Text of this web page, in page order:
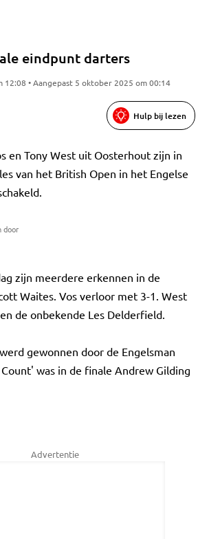
eindpunt darters
12:08 • Aangepast 5 oktober 2025 om 00:14
Hulp bij lezen
en Tony West uit Oosterhout zijn in
van het British Open in het Engelse
door
zijn meerdere erkennen in de
Waites. Vos verloor met 3-1. West
de onbekende Les Delderfield.
gewonnen door de Engelsman
was in de finale Andrew Gilding
Advertentie